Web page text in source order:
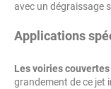
avec un dégraissage
Applications
Les voiries
grandement de ce jet